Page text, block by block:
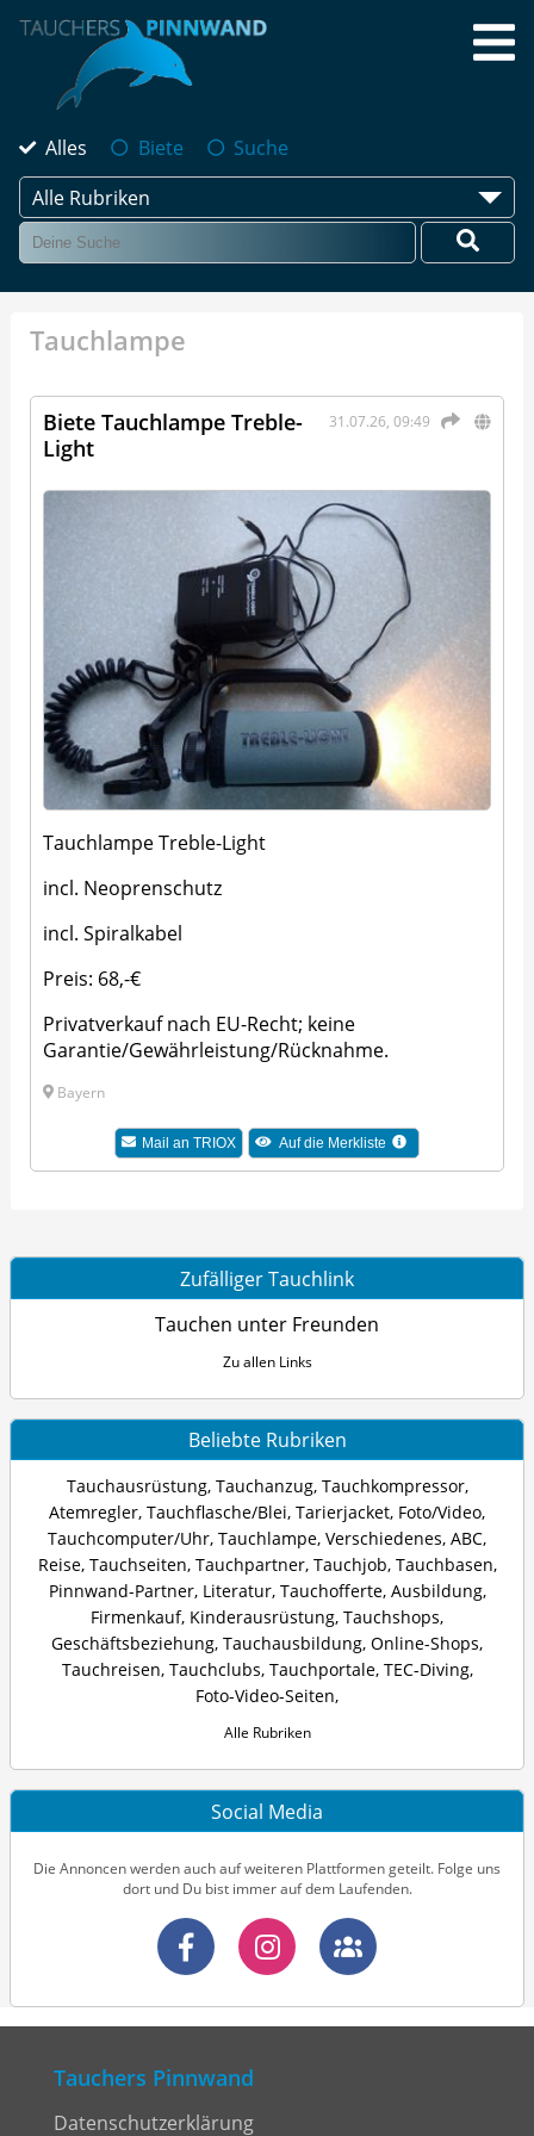
Alles Biete
Suche
Alle Rubriken
Tauchlampe
31.07.26, 09:49
Biete Tauchlampe Treble-
Light
Tauchlampe Treble-Light
incl. Neoprenschutz
incl. Spiralkabel
Preis: 68,-€
Privatverkauf nach EU-Recht; keine
Garantie/Gewährleistung/Rücknahme.
Bayern
Mail an TRIOX Auf die Merkliste
Zufälliger Tauchlink
Tauchen unter Freunden
Zu allen Links
Beliebte Rubriken
Tauchausrüstung, Tauchanzug, Tauchkompressor,
Atemregler, Tauchflasche/Blei, Tarierjacket, Foto/Video,
Tauchcomputer/Uhr, Tauchlampe, Verschiedenes, ABC,
Reise, Tauchseiten, Tauchpartner, Tauchjob, Tauchbasen,
Pinnwand-Partner, Literatur, Tauchofferte, Ausbildung,
Firmenkauf, Kinderausrüstung, Tauchshops,
Geschäftsbeziehung, Tauchausbildung, Online-Shops,
Tauchreisen, Tauchclubs, Tauchportale, TEC-Diving,
Foto-Video-Seiten,
Alle Rubriken
Social Media
Die Annoncen werden auch auf weiteren Plattformen geteilt. Folge uns
dort und Du bist immer auf dem Laufenden.
Tauchers Pinnwand
Datenschutzerklärung